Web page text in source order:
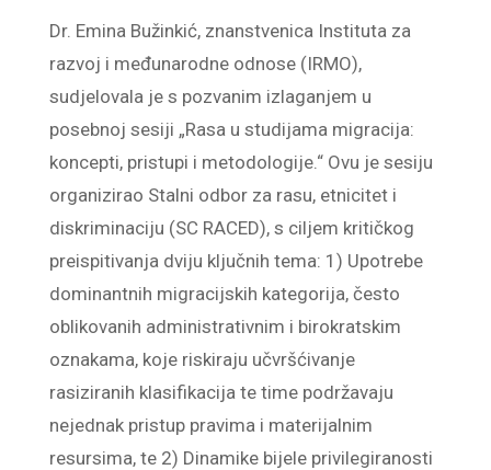
Dr. Emina Bužinkić, znanstvenica Instituta za
razvoj i međunarodne odnose (IRMO),
sudjelovala je s pozvanim izlaganjem u
posebnoj sesiji „Rasa u studijama migracija:
koncepti, pristupi i metodologije.“ Ovu je sesiju
organizirao Stalni odbor za rasu, etnicitet i
diskriminaciju (SC RACED), s ciljem kritičkog
preispitivanja dviju ključnih tema: 1) Upotrebe
dominantnih migracijskih kategorija, često
oblikovanih administrativnim i birokratskim
oznakama, koje riskiraju učvršćivanje
rasiziranih klasifikacija te time podržavaju
nejednak pristup pravima i materijalnim
resursima, te 2) Dinamike bijele privilegiranosti